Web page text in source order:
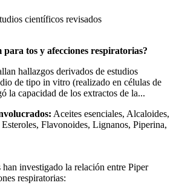
científicos revisados
tos y afecciones respiratorias?
hallazgos derivados de estudios
de tipo in vitro (realizado en células de
la capacidad de los extractos de la...
Aceites esenciales, Alcaloides,
Flavonoides, Lignanos, Piperina,
investigado la relación entre Piper
respiratorias: